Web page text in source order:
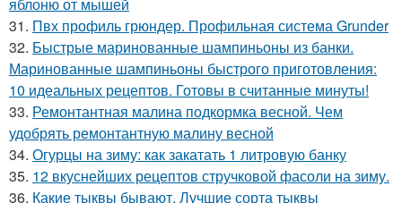
яблоню от мышей
31. Пвх профиль грюндер. Профильная система Grunder
32. Быстрые маринованные шампиньоны из банки.
Маринованные шампиньоны быстрого приготовления:
10 идеальных рецептов. Готовы в считанные минуты!
33. Ремонтантная малина подкормка весной. Чем
удобрять ремонтантную малину весной
34. Огурцы на зиму: как закатать 1 литровую банку
35. 12 вкуснейших рецептов стручковой фасоли на зиму.
36. Какие тыквы бывают. Лучшие сорта тыквы